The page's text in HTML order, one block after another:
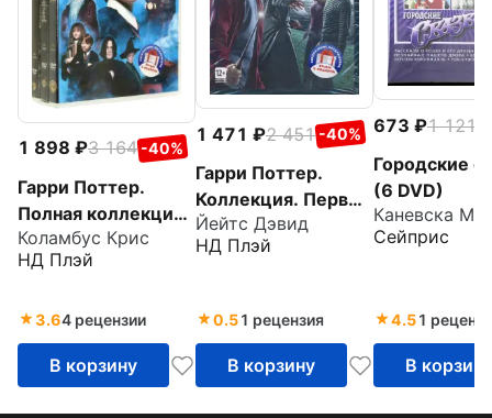
1 898 3 164 -40%
Гарри Поттер.
Полная коллекция
(8 DVD в 3-х
амарей боксах)
Коламбус Крис
НД Плэй
3.64 рецензии
В корзину
1 471 2 451 -40%
Гарри Поттер.
Коллекция. Первые
шесть лет (6DVD)
Йейтс Дэвид
НД Плэй
0.51 рецензия
В корзину
673 1 121
Городские
(6 DVD)
Каневска
Сейприс
4.51
В корзину